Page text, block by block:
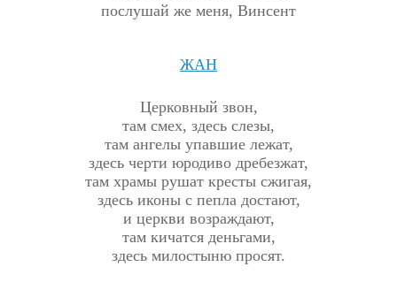
послушай же меня, Винсент
ЖАН
Церковный звон,
там смех, здесь слезы,
там ангелы упавшие лежат,
здесь черти юродиво дребезжат,
там храмы рушат кресты сжигая,
здесь иконы с пепла достают,
и церкви возраждают,
там кичатся деньгами,
здесь милостыню просят.